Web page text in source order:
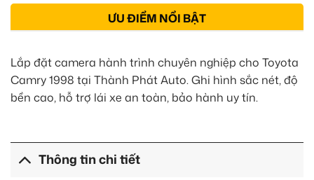
ƯU ĐIỂM NỔI BẬT
Lắp đặt camera hành trình chuyên nghiệp cho Toyota
Camry 1998 tại Thành Phát Auto. Ghi hình sắc nét, độ
bền cao, hỗ trợ lái xe an toàn, bảo hành uy tín.
Thông tin chi tiết